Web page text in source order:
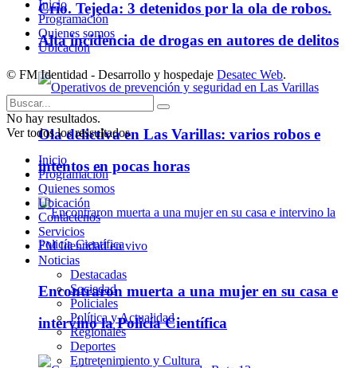
Crio. Tejeda: 3 detenidos por la ola de robos.
Alta incidencia de drogas en autores de delitos
Ola delictiva en Las Varillas: varios robos e
intentos en pocas horas
Encontraron muerta a una mujer en su casa e
intervino la Policía Científica
Inicio
Programación
Quienes somos
Ubicación
© FM Identidad - Desarrollo y hospedaje Desatec Web.
No hay resultados.
Ver todos los ressultados
Inicio
Programación
Quienes somos
Ubicación
Contáctenos
Servicios
FM Identidad en vivo
Noticias
Destacadas
Sociedad
Policiales
Política y Actualidad
Regionales
Deportes
Entretenimiento y Cultura